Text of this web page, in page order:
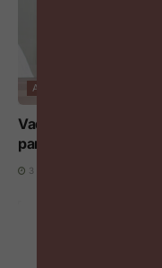
ARBEIDSMARKT
Vaderschapsverlof
partners
3 AUGUSTUS 2026